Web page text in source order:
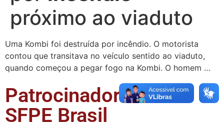
próximo ao viaduto
Uma Kombi foi destruída por incêndio. O motorista
contou que transitava no veículo sentido ao viaduto,
quando começou a pegar fogo na Kombi. O homem …
Patrocinadores da
SFPE Brasil